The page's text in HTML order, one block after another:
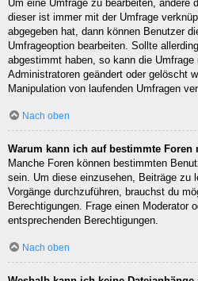
Um eine Umfrage zu bearbeiten, ändere
dieser ist immer mit der Umfrage
abgegeben hat, dann können Benutzer
Umfrageoption bearbeiten. Sollte
abgestimmt haben, so kann die
Administratoren geändert oder gelöscht
Manipulation von laufenden Umfragen
Nach oben
Warum kann ich auf bestimmte Foren
Manche Foren können bestimmten
sein. Um diese einzusehen, Beiträge zu
Vorgänge durchzuführen, brauchst du
Berechtigungen. Frage einen Moderator
entsprechenden Berechtigungen.
Nach oben